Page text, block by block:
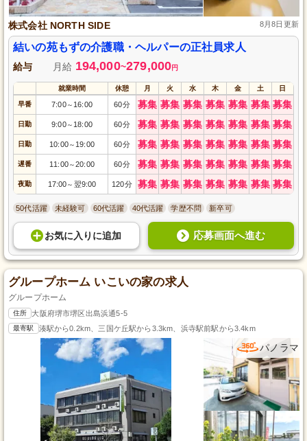
株式会社 NORTH SIDE 8月8日更新
結いの苑もずの介護職・ヘルパーの正社員求人
給与 月給 194,000~279,000円
就業時間 休憩 月 火 水 木 金 土 日
早番 7:00～ 16:00 60分 募集 募集 募集 募集 募集 募集 募集
日勤 9:00～ 18:00 60分 募集 募集 募集 募集 募集 募集 募集
日勤 10:00～ 19:00 60分 募集 募集 募集 募集 募集 募集 募集
遅番 11:00～20:00 60分 募集 募集 募集 募集 募集 募集 募集
夜勤 17:00～ 翌9:00 120分 募集 募集 募集 募集 募集 募集 募集
50代活躍 未経験可 60代活躍 40代活躍 学歴不問 新卒可
お気に入り に追加 応募画面へ進む
グループホーム いこいの家の求人
グループホーム
住所 大阪府堺市堺区出島浜通5-5
最寄駅 湊駅から0.2km、三国ケ丘駅から3.3km、浜寺駅前駅から3.4km
パノラマ